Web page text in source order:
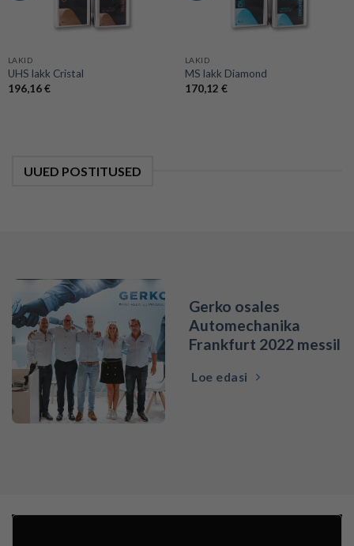
LAKID
UHS lakk Cristal
196,16€
LAKID
MS lakk Diamond
170,12 €
UUED POSTITUSED
Gerko osales
Automechanika
Frankfurt 2022 messil
Loe edasi